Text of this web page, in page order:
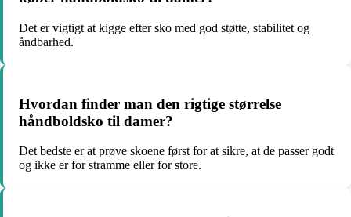
Det er vigtigt at kigge efter sko med god støtte, stabilitet og
åndbarhed.
Hvordan finder man den rigtige størrelse
håndboldsko til damer?
Det bedste er at prøve skoene først for at sikre, at de passer godt
og ikke er for stramme eller for store.